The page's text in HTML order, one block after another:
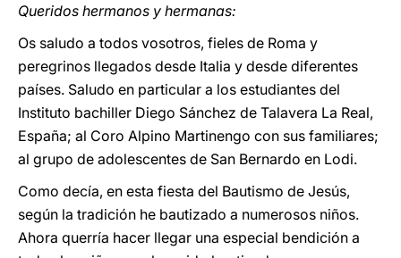
Queridos hermanos y hermanas:
Os saludo a todos vosotros, fieles de Roma y
peregrinos llegados desde Italia y desde diferentes
países. Saludo en particular a los estudiantes del
Instituto bachiller Diego Sánchez de Talavera La Real,
España; al Coro Alpino Martinengo con sus familiares;
al grupo de adolescentes de San Bernardo en Lodi.
Como decía, en esta fiesta del Bautismo de Jesús,
según la tradición he bautizado a numerosos niños.
Ahora querría hacer llegar una especial bendición a